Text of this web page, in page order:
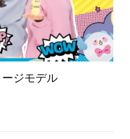
ジモデル